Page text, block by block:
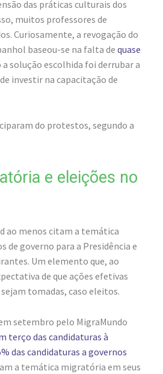
das práticas culturais dos
muitos professores de
Curiosamente, a revogação do
baseou-se na falta de quase
a solução escolhida foi derrubar a
investir na capacitação de
do protestos, segundo a
e eleições no
ao menos citam a temática
de governo para a Presidência e
Um elemento que, ao
de que ações efetivas
tomadas, caso eleitos.
setembro pelo MigraMundo
terço das candidaturas à
das candidaturas a governos
a temática migratória em seus